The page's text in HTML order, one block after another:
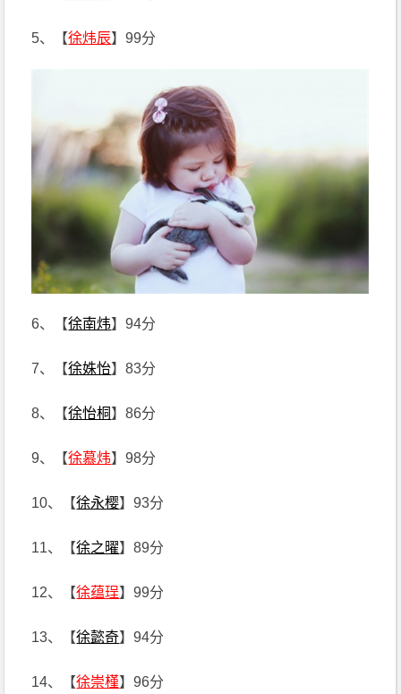
5、【徐炜辰】99分
6、【徐南炜】94分
7、【徐姝怡】83分
8、【徐怡桐 】86分
9、【徐慕炜】98分
10、【徐永樱】93分
11、【徐之曜】89分
12、【徐蕴珵】99分
13、【徐懿奇】94分
14、【徐崇槿】96分